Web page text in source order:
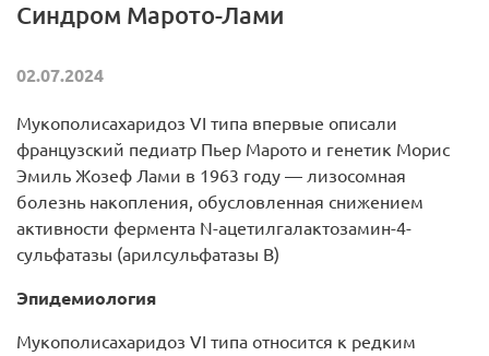
Синдром Марото-Лами
02.07.2024
Мукополисахаридоз VI типа впервые описали
французский педиатр Пьер Марото и генетик Морис
Эмиль Жозеф Лами в 1963 году — лизосомная
болезнь накопления, обусловленная снижением
активности фермента N-ацетилгалактозамин-4-
сульфатазы (арилсульфатазы B)
Эпидемиология
Мукополисахаридоз VI типа относится к редким